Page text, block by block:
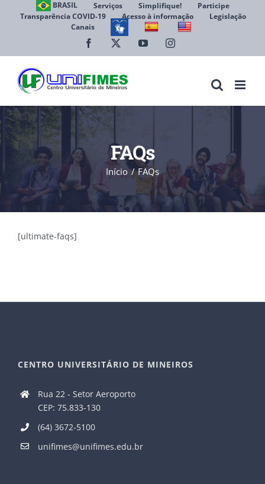
BRASIL Serviços Simplifique!
Participe
Transparência COVID-19
Acesso à informação
Legislação
Canais
Facebook YouTubeInstagram
FAQs
Início FAQs
[ultimate-faqs]
CENTRO UNIVERSITÁRIO DE MINEIROS
Rua 22 - Setor Aeroporto
CEP: 75.833-130
(64) 3672-5100
unifimes@unifimes.edu.br